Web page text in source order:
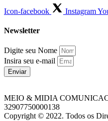
Icon-facebook Instagram
Newsletter
Digite seu Nome
Insira seu e-mail
Enviar
MEIO & MIDIA
32907750000138
Copyright © 2022. Todos os